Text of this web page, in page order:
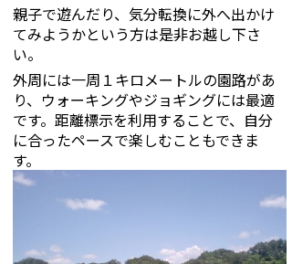
親子で遊んだり、気分転換に外へ出かけ
てみようかという方は是非お越し下さ
い。
外周には一周１キロメートルの園路があ
り、ウォーキングやジョギングには最適
です。距離標示を利用することで、自分
に合ったペースで楽しむこともできま
す。